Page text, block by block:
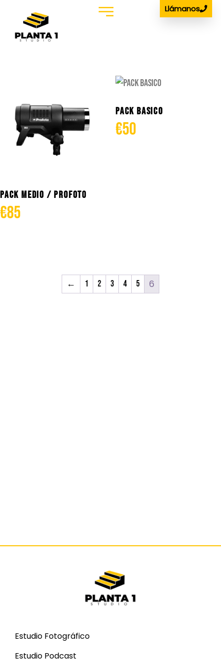
Llámanos
PACK MEDIO / PROFOTO
€85
PACK BASICO
€50
← 1 2 3 4 5 6
Estudio Fotográfico
Estudio Podcast